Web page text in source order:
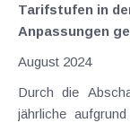
Tarifstufen in
Anpassungen
August 2024
Durch die
jährliche